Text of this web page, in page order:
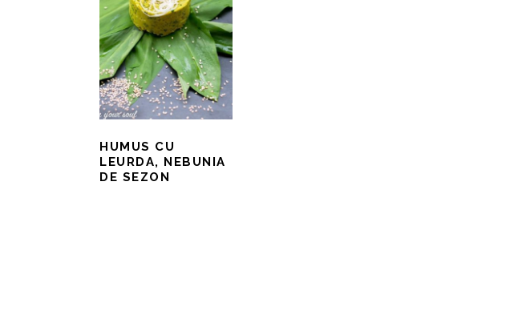
HUMUS CU
LEURDA, NEBUNIA
DE SEZON